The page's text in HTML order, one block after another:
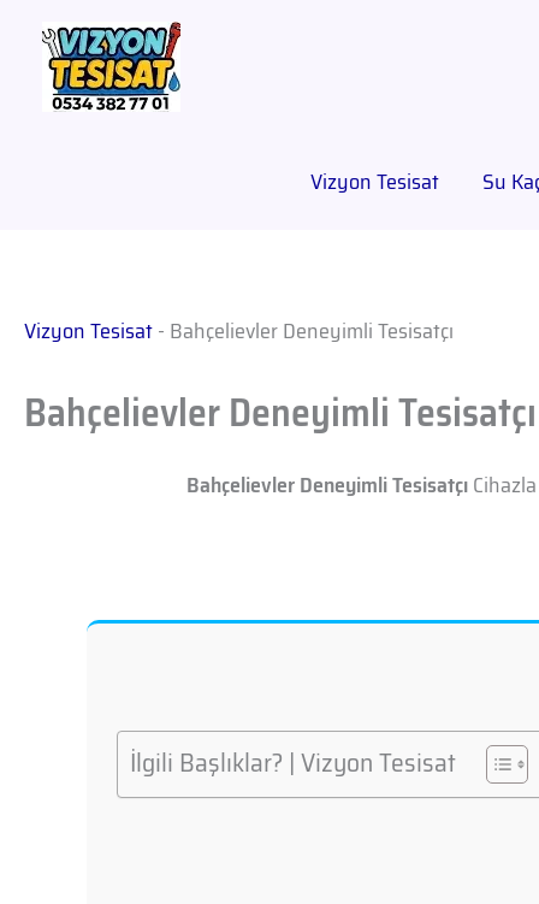
Vizyon Tesisat Su
Vizyon Tesisat- Bahçelievler Deneyimli Tesisatçı
Bahçelievler Deneyimli Tesisatçı
Bahçelievler Deneyimli Tesisatçı
İlgili Başlıklar? | Vizyon Tesisat